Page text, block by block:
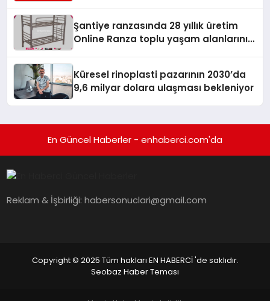
Şantiye ranzasında 28 yıllık üretim
Online Ranza toplu yaşam alanlarını
Küresel rinoplasti pazarının 2030’da
9,6 milyar dolara ulaşması bekleniyor
En Güncel Haberler - enhaberci.com'da
Reklam & İşbirliği:habersonuclari@gmail.com
Copyright © 2025 Tüm hakları EN HABERCİ 'de saklıdır.
Seobaz Haber Teması